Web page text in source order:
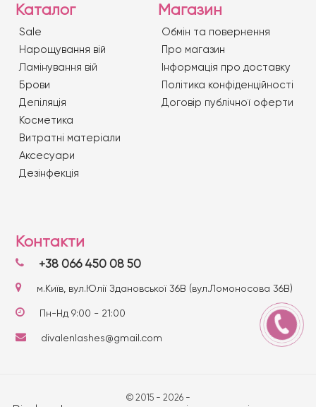
Каталог
Sale
Нарощування вій
Ламінування вій
Брови
Депіляція
Косметика
Витратні матеріали
Аксесуари
Дезінфекція
Магазин
Обмін та повернення
Про магазин
Iнформація про доставку
Політика конфіденційності
Договір публічної оферти
Контакти
+38 066 450 08 50
м.Київ, вул.Юлії Здановської 36В (вул.Ломоносова 36В)
Пн-Нд 9:00 - 21:00
divalenlashes@gmail.com
© 2015 - 2026 -